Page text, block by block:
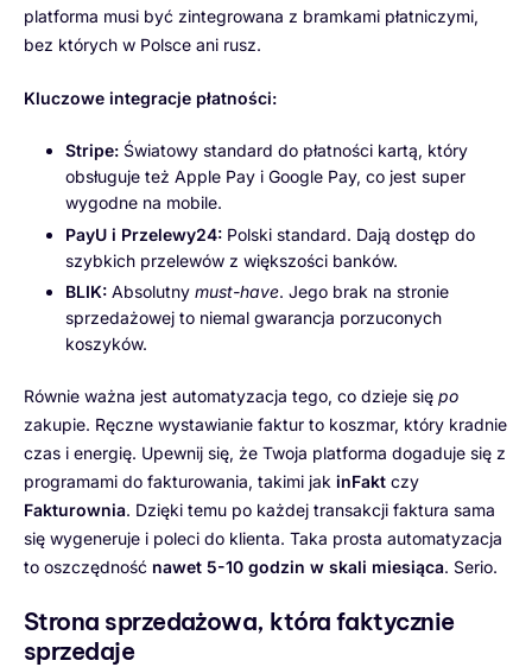
platforma musi być zintegrowana z bramkami płatniczymi,
bez których w Polsce ani rusz.
Kluczowe integracje płatności:
Stripe: Światowy standard do płatności kartą, który
obsługuje też Apple Pay i Google Pay, co jest super
wygodne na mobile.
PayU i Przelewy24: Polski standard. Dają dostęp do
szybkich przelewów z większości banków.
BLIK: Absolutny must-have. Jego brak na stronie
sprzedażowej to niemal gwarancja porzuconych
koszyków.
Równie ważna jest automatyzacja tego, co dzieje się po
zakupie. Ręczne wystawianie faktur to koszmar, który kradnie
czas i energię. Upewnij się, że Twoja platforma dogaduje się z
programami do fakturowania, takimi jak inFakt czy
Fakturownia. Dzięki temu po każdej transakcji faktura sama
się wygeneruje i poleci do klienta. Taka prosta automatyzacja
to oszczędność nawet 5-10 godzin w skali miesiąca. Serio.
Strona sprzedażowa, która faktycznie
sprzedaje